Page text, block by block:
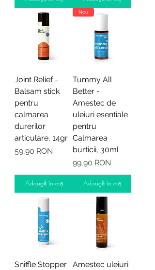
Joint Relief -
Balsam stick
pentru
calmarea
durerilor
articulare, 14gr
Preț
59,90 RON
Adaugă în coș
Nou
Tummy All
Better -
Amestec de
uleiuri esentiale
pentru
Calmarea
burticii, 30ml
Preț
99,90 RON
Adaugă în coș
Sniffle Stopper
Amestec uleiuri